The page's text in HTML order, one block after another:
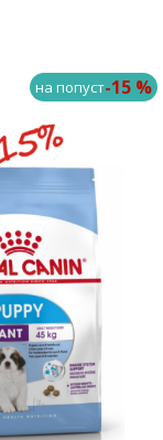
на попуст-15 %